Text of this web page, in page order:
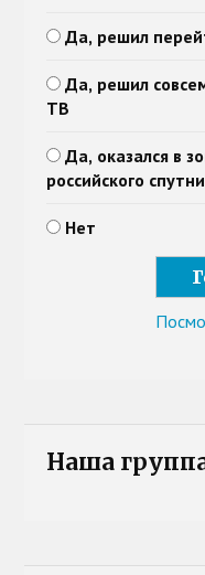
Да, решил
Да, решил
ТВ
Да, оказался в
российского
Нет
Наша